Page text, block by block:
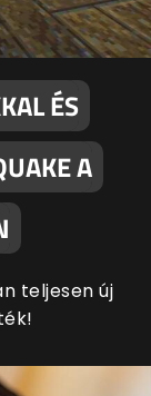
ÉS
A
teljesen új